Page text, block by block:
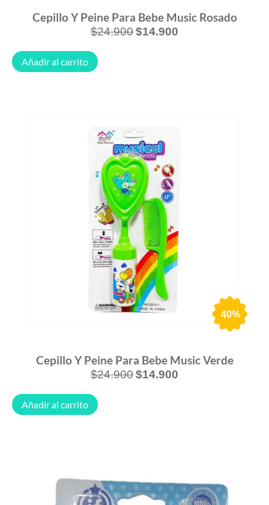
Cepillo Y Peine Para Bebe Music Rosado
$24.900$14.900
Añadir al carrito
40%
Cepillo Y Peine Para Bebe Music Verde
$24.900$14.900
Añadir al carrito